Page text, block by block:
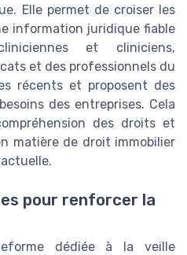
Elle permet de croiser les
information juridique fiable
et cliniciens,
et des professionnels du
récents et proposent des
des entreprises. Cela
des droits et
matière de droit immobilier
pour renforcer la
dédiée à la veille